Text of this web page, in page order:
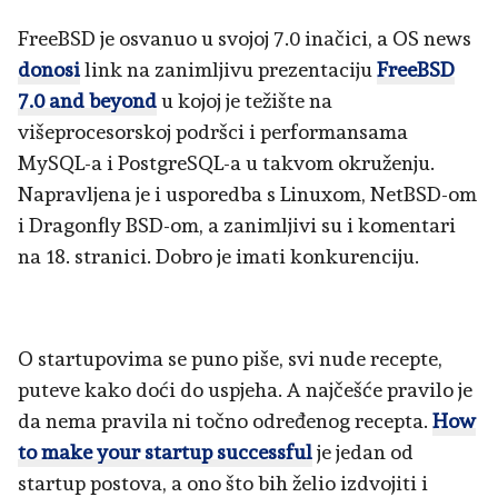
FreeBSD je osvanuo u svojoj 7.0 inačici, a OS news
donosilink na zanimljivu prezentaciju FreeBSD
7.0 and beyondu kojoj je težište na
višeprocesorskoj podršci i performansama
MySQL-a i PostgreSQL-a u takvom okruženju.
Napravljena je i usporedba s Linuxom, NetBSD-om
i Dragonfly BSD-om, a zanimljivi su i komentari
na 18. stranici. Dobro je imati konkurenciju.
O startupovima se puno piše, svi nude recepte,
puteve kako doći do uspjeha. A najčešće pravilo je
da nema pravila ni točno određenog recepta. How
to make your startup successfulje jedan od
startup postova, a ono što bih želio izdvojiti i